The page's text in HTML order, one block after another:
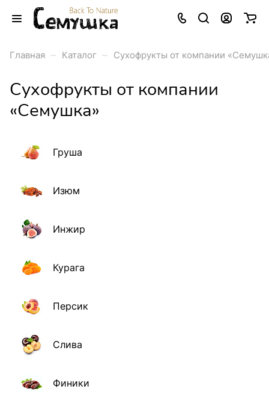
Главная – Каталог – Сухофрукты от компании
Сухофрукты от компании
«Семушка»
Груша
Изюм
Инжир
Курага
Персик
Слива
Финики